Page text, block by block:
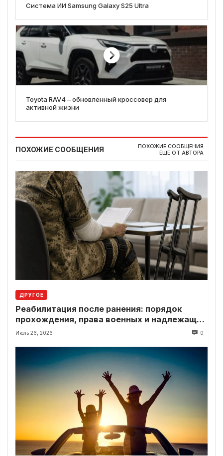
Система ИИ Samsung Galaxy S25 Ultra
Toyota RAV4 – обновленный кроссовер для
активной жизни
ПОХОЖИЕ СООБЩЕНИЯ
ПОХОЖИЕ СООБЩЕНИЯ
ЕЩЕ ОТ АВТОРА
ДРУГОЕ
Реабилитация после ранения: порядок
прохождения, права военных и надлежащие
выплаты
Июль 26, 2026 0